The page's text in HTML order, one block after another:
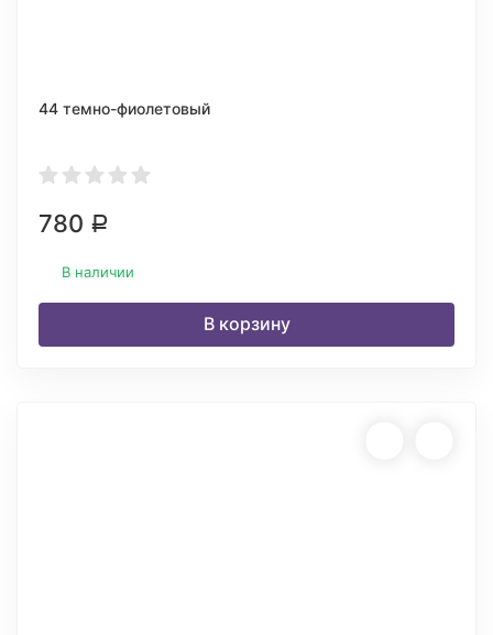
44 темно-фиолетовый
780 Р
В наличии
В корзину